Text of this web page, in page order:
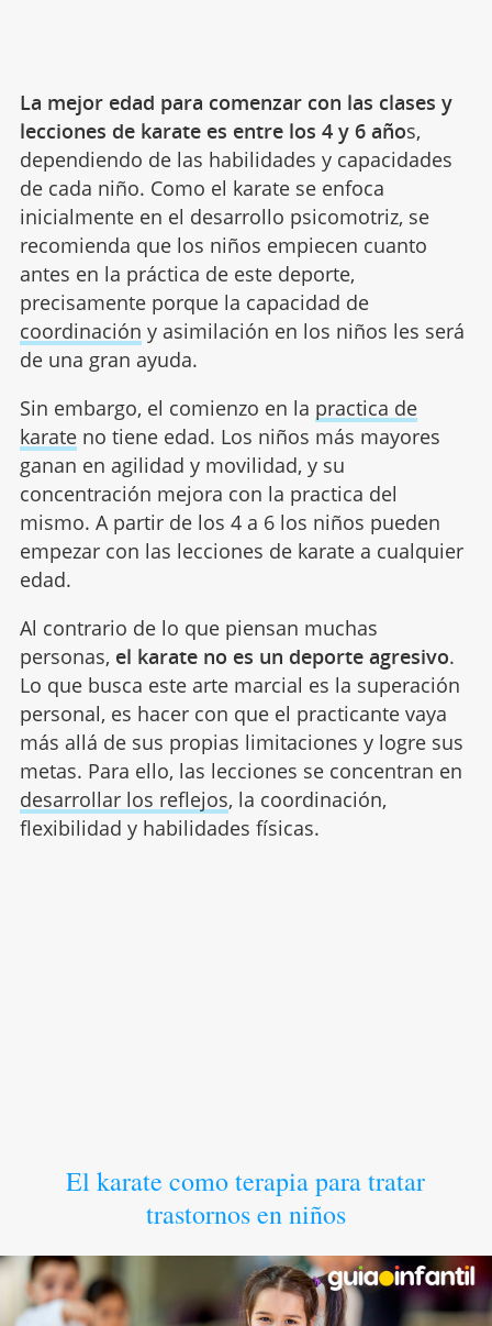
La mejor edad para comenzar con las clases y
lecciones de karate es entre los 4 y 6 años,
dependiendo de las habilidades y capacidades
de cada niño. Como el karate se enfoca
inicialmente en el desarrollo psicomotriz, se
recomienda que los niños empiecen cuanto
antes en la práctica de este deporte,
precisamente porque la capacidad de
coordinación y asimilación en los niños les será
de una gran ayuda.
Sin embargo, el comienzo en la practica de
karateno tiene edad. Los niños más mayores
ganan en agilidad y movilidad, y su
concentración mejora con la practica del
mismo. A partir de los 4 a 6 los niños pueden
empezar con las lecciones de karate a cualquier
edad.
Al contrario de lo que piensan muchas
personas, el karate no es un deporte agresivo.
Lo que busca este arte marcial es la superación
personal, es hacer con que el practicante vaya
más allá de sus propias limitaciones y logre sus
metas. Para ello, las lecciones se concentran en
desarrollar los reflejos, la coordinación,
flexibilidad y habilidades físicas.
El karate como terapia para tratar
trastornos en niños